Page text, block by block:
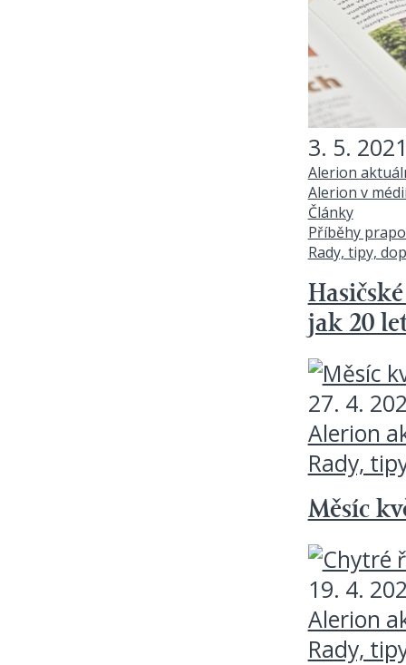
3. 5.
Alerion
Alerion v
Články
Příběhy
Rady, tipy,
jak 20
27. 4.
Alerion
Rady,
Měsíc
19. 4.
Alerion
Rady,